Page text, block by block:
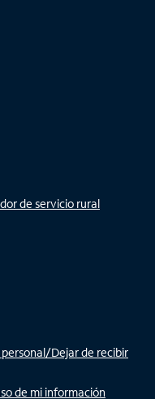
de servicio rural
Dejar de recibir
de mi información